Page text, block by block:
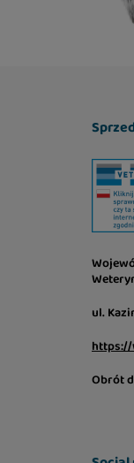
ul.
https://
Obrót